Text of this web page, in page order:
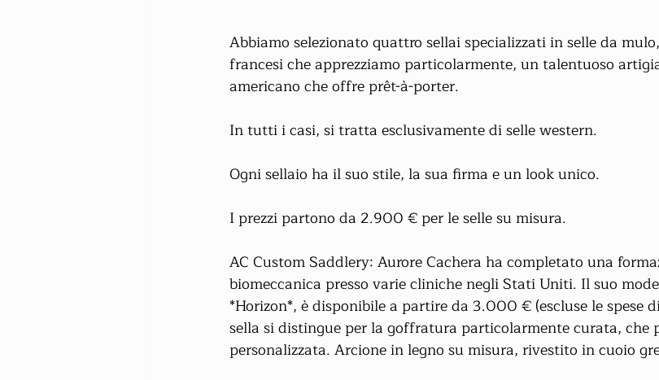
Abbiamo selezionato quattro sellai specializzati in selle da
francesi che apprezziamo particolarmente, un talentuoso
americano che offre prêt-à-porter.
In tutti i casi, si tratta esclusivamente di selle western.
Ogni sellaio ha il suo stile, la sua firma e un look unico.
I prezzi partono da 2.900 € per le selle su misura.
AC Custom Saddlery: Aurore Cachera ha completato una
biomeccanica presso varie cliniche negli Stati Uniti. Il suo
*Horizon*, è disponibile a partire da 3.000 € (escluse le spese
sella si distingue per la goffratura particolarmente curata, che
personalizzata. Arcione in legno su misura, rivestito in cuoio